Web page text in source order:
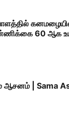
60 ஆக
ஆசனம் | Sama